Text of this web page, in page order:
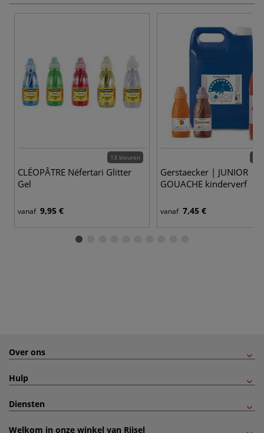
13 kleuren
CLÉOPÂTRE Néfertari Glitter
Gel
vanaf 9,95 €
Gerstaecker | JUNIOR
GOUACHE kinderverf
vanaf 7,45 €
Over ons
Hulp
Diensten
Welkom in onze winkel van Rijsel